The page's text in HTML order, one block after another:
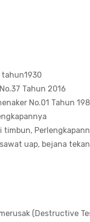
Tahun 2016
No.01 Tahun
uap, bejana
(Destructive